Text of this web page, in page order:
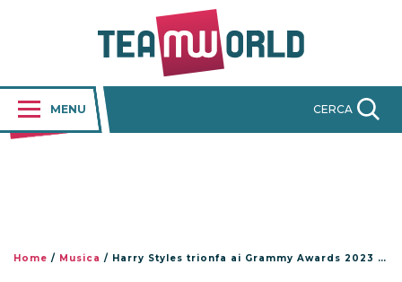
MENU CERCA
Home / Musica / Harry Styles trionfa ai Grammy Awards 2023 con Harry’s House